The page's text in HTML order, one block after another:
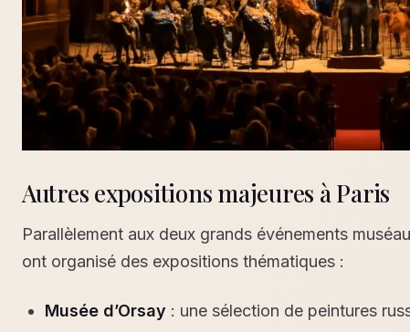
Autres expositions majeures à Paris
Parallèlement aux deux grands événements
ont organisé des expositions thématiques :
Musée d’Orsay : une sélection de peintures